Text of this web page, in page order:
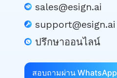
sales@esign.ai
support@esign.ai
ปรึกษาออนไลน์
สอบถามผ่าน WhatsApp